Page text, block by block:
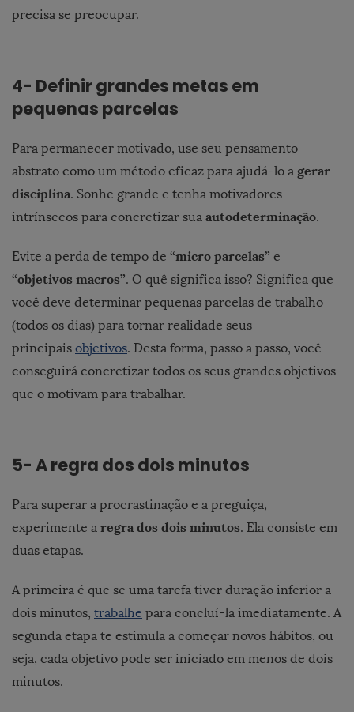
precisa se preocupar.
4- Definir grandes metas em
pequenas parcelas
Para permanecer motivado, use seu pensamento
abstrato como um método eficaz para ajudá-lo a gerar
disciplina. Sonhe grande e tenha motivadores
intrínsecos para concretizar sua autodeterminação.
Evite a perda de tempo de “micro parcelas” e
“objetivos macros”. O quê significa isso? Significa que
você deve determinar pequenas parcelas de trabalho
(todos os dias) para tornar realidade seus
principais objetivos. Desta forma, passo a passo, você
conseguirá concretizar todos os seus grandes objetivos
que o motivam para trabalhar.
5- A regra dos dois minutos
Para superar a procrastinação e a preguiça,
experimente a regra dos dois minutos. Ela consiste em
duas etapas.
A primeira é que se uma tarefa tiver duração inferior a
dois minutos, trabalhe para concluí-la imediatamente. A
segunda etapa te estimula a começar novos hábitos, ou
seja, cada objetivo pode ser iniciado em menos de dois
minutos.